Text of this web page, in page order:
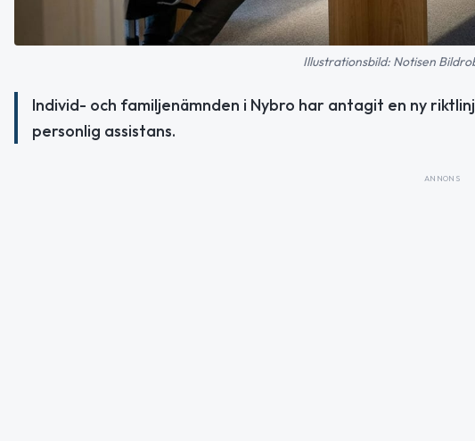
Illustrationsbild: Notisen
Individ- och familjenämnden i Nybro har antagit en ny
personlig assistans.
ANNONS